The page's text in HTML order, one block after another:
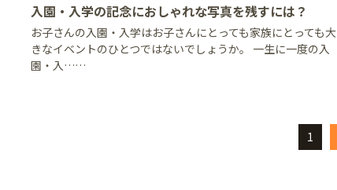
入園・入学の記念におしゃれな写真を残すには？
お子さんの入園・入学はお子さんにとっても家族にとっても大
きなイベントのひとつではないでしょうか。 一生に一度の入
園・入……
1